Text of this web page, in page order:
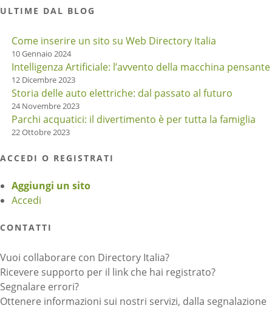
ULTIME DAL BLOG
Come inserire un sito su Web Directory Italia
10 Gennaio 2024
Intelligenza Artificiale: l’avvento della macchina pensante
12 Dicembre 2023
Storia delle auto elettriche: dal passato al futuro
24 Novembre 2023
Parchi acquatici: il divertimento è per tutta la famiglia
22 Ottobre 2023
ACCEDI O REGISTRATI
Aggiungi un sito
Accedi
CONTATTI
Vuoi collaborare con Directory Italia?
Ricevere supporto per il link che hai registrato?
Segnalare errori?
Ottenere informazioni sui nostri servizi, dalla segnalazione